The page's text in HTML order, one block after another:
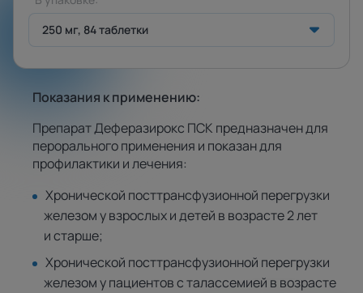
250 мг, 84 таблетки
Показания к применению:
Препарат Деферазирокс ПСК предназначен для
перорального применения и показан для
профилактики и лечения:
Хронической посттрансфузионной перегрузки
железом у взрослых и детей в возрасте 2 лет
и старше;
Хронической посттрансфузионной перегрузки
железом у пациентов с талассемией в возрасте